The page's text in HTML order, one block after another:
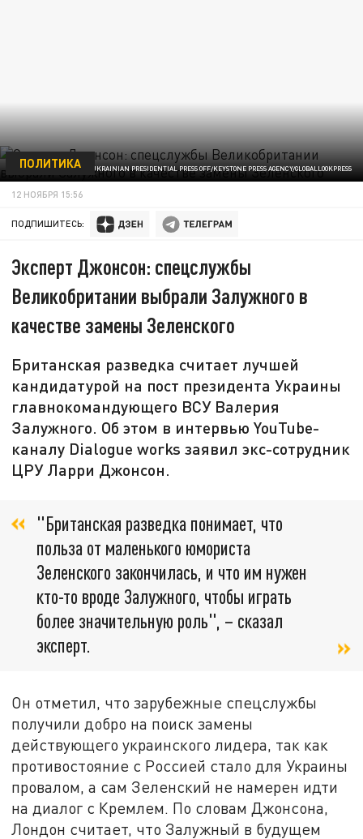
UKRAINIAN PRESIDENTIAL PRESS OFF/KEYSTONE PRESS AGENCY/GLOBALLOOKPRESS
ПОЛИТИКА
12 НОЯБРЯ 15:56
ПОДПИШИТЕСЬ:
Эксперт Джонсон: спецслужбы
Великобритании выбрали Залужного в
качестве замены Зеленского
Британская разведка считает лучшей
кандидатурой на пост президента Украины
главнокомандующего ВСУ Валерия
Залужного. Об этом в интервью YouTube-
каналу Dialogue works заявил экс-сотрудник
ЦРУ Ларри Джонсон.
"Британская разведка понимает, что
польза от маленького юмориста
Зеленского закончилась, и что им нужен
кто-то вроде Залужного, чтобы играть
более значительную роль", – сказал
эксперт.
Он отметил, что зарубежные спецслужбы
получили добро на поиск замены
действующего украинского лидера, так как
противостояние с Россией стало для Украины
провалом, а сам Зеленский не намерен идти
на диалог с Кремлем. По словам Джонсона,
Лондон считает, что Залужный в будущем